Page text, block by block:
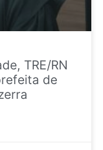
TRE/RN
de